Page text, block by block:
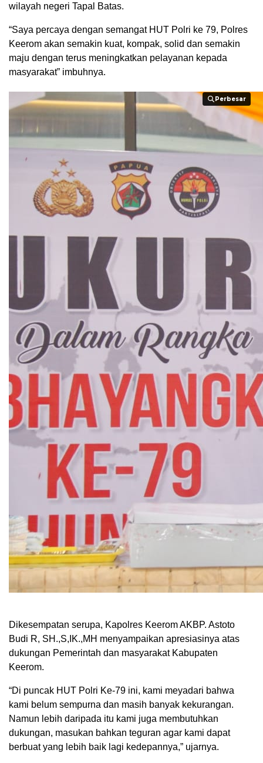
wilayah negeri Tapal Batas.
“Saya percaya dengan semangat HUT Polri ke 79, Polres
Keerom akan semakin kuat, kompak, solid dan semakin
maju dengan terus meningkatkan pelayanan kepada
masyarakat” imbuhnya.
Perbesar
Perbesar
Dikesempatan serupa, Kapolres Keerom AKBP. Astoto
Budi R, SH.,S,IK.,MH menyampaikan apresiasinya atas
dukungan Pemerintah dan masyarakat Kabupaten
Keerom.
“Di puncak HUT Polri Ke-79 ini, kami meyadari bahwa
kami belum sempurna dan masih banyak kekurangan.
Namun lebih daripada itu kami juga membutuhkan
dukungan, masukan bahkan teguran agar kami dapat
berbuat yang lebih baik lagi kedepannya,” ujarnya.